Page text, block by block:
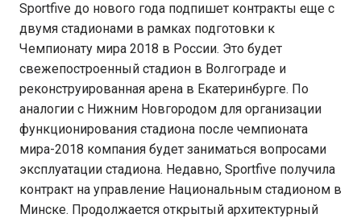
Sportfive до нового года подпишет контракты еще с
двумя стадионами в рамках подготовки к
Чемпионату мира 2018 в России. Это будет
свежепостроенный стадион в Волгограде и
реконструированная арена в Екатеринбурге. По
аналогии с Нижним Новгородом для организации
функционирования стадиона после чемпионата
мира-2018 компания будет заниматься вопросами
эксплуатации стадиона. Недавно, Sportfive получила
контракт на управление Национальным стадионом в
Минске. Продолжается открытый архитектурный